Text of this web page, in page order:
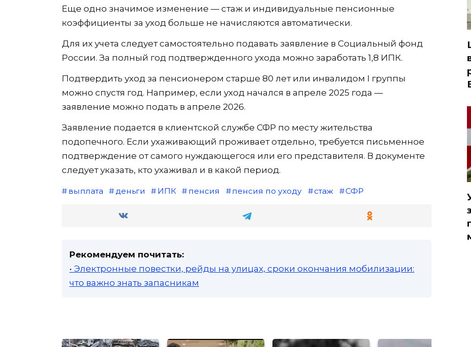
Еще одно значимое изменение — стаж и индивидуальные пенсионные
коэффициенты за уход больше не начисляются автоматически.
Для их учета следует самостоятельно подавать заявление в Социальный фонд
России. За полный год подтвержденного ухода можно заработать 1,8 ИПК.
Подтвердить уход за пенсионером старше 80 лет или инвалидом I группы
можно спустя год. Например, если уход начался в апреле 2025 года —
заявление можно подать в апреле 2026.
Заявление подается в клиентской службе СФР по месту жительства
подопечного. Если ухаживающий проживает отдельно, требуется письменное
подтверждение от самого нуждающегося или его представителя. В документе
следует указать, кто ухаживал и в какой период.
выплата деньги ИПК пенсия пенсия по уходу стаж СФР
Рекомендуем почитать:
• Электронные повестки, рейды на улицах, сроки окончания мобилизации:
что важно знать запасникам